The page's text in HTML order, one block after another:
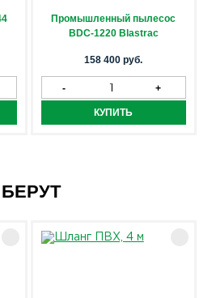
Промышленный пылесос
BDC-1220 Blastrac
158 400 руб.